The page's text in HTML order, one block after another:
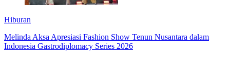
Hiburan
Melinda Aksa Apresiasi Fashion Show Tenun Nusantara dalam
Indonesia Gastrodiplomacy Series 2026